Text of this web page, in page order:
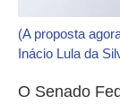
(A proposta
Inácio Lula da
O Senado